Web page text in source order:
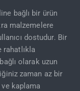
bağlı bir ürün
malzemelere
dostudur. Bir
rahatlıkla
olarak uzun
zaman az bir
ve kaplama